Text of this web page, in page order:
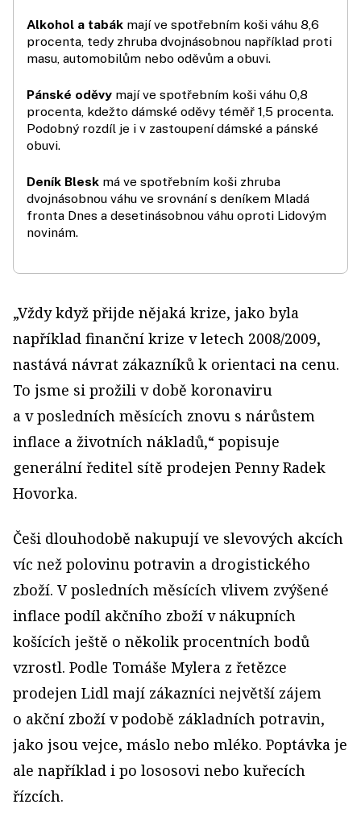
Alkohol a tabák mají ve spotřebním koši váhu 8,6
procenta, tedy zhruba dvojnásobnou například proti
masu, automobilům nebo oděvům a obuvi.
Pánské oděvy mají ve spotřebním koši váhu 0,8
procenta, kdežto dámské oděvy téměř 1,5 procenta.
Podobný rozdíl je i v zastoupení dámské a pánské
obuvi.
Deník Blesk má ve spotřebním koši zhruba
dvojnásobnou váhu ve srovnání s deníkem Mladá
fronta Dnes a desetinásobnou váhu oproti Lidovým
novinám.
„Vždy když přijde nějaká krize, jako byla
například finanční krize v letech 2008/2009,
nastává návrat zákazníků k orientaci na cenu.
To jsme si prožili v době koronaviru
a v posledních měsících znovu s nárůstem
inflace a životních nákladů,“ popisuje
generální ředitel sítě prodejen Penny Radek
Hovorka.
Češi dlouhodobě nakupují ve slevových akcích
víc než polovinu potravin a drogistického
zboží. V posledních měsících vlivem zvýšené
inflace podíl akčního zboží v nákupních
košících ještě o několik procentních bodů
vzrostl. Podle Tomáše Mylera z řetězce
prodejen Lidl mají zákazníci největší zájem
o akční zboží v podobě základních potravin,
jako jsou vejce, máslo nebo mléko. Poptávka je
ale například i po lososovi nebo kuřecích
řízcích.